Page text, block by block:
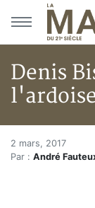
Aller au menu
Aller au contenu
Denis
Accueil
Articles
Denis
2 mars, 2017
Par : André